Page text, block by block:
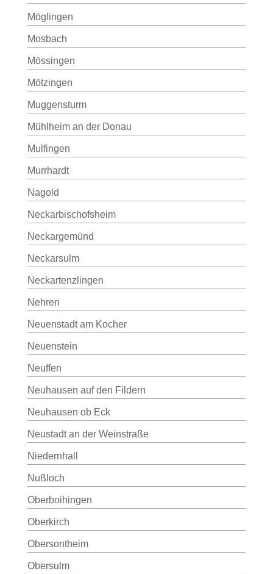
Möglingen
Mosbach
Mössingen
Mötzingen
Muggensturm
Mühlheim an der Donau
Mulfingen
Murrhardt
Nagold
Neckarbischofsheim
Neckargemünd
Neckarsulm
Neckartenzlingen
Nehren
Neuenstadt am Kocher
Neuenstein
Neuffen
Neuhausen auf den Fildern
Neuhausen ob Eck
Neustadt an der Weinstraße
Niedernhall
Nußloch
Oberboihingen
Oberkirch
Obersontheim
Obersulm